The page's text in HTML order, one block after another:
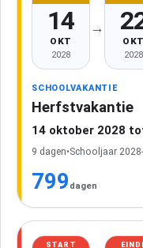
14
OKT
2028
→
OKT
2028
SCHOOLVAKANTIE
Herfstvakantie
14 oktober 2028
9 dagen•Schooljaar
799 dagen
START